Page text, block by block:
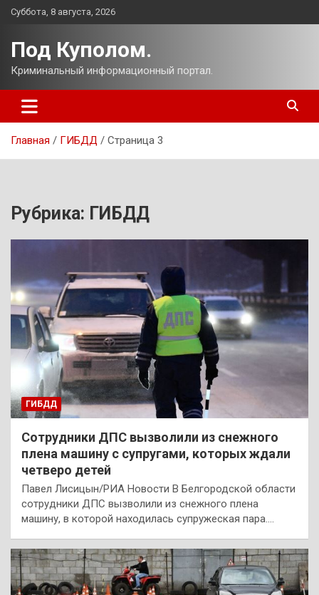
Перейти
Суббота, 8 августа, 2026
Под Куполом.
Криминальный информационный портал.
Главная ГИБДД Страница 3
Рубрика: ГИБДД
ГИБДД
Сотрудники ДПС вызволили из снежного
плена машину с супругами, которых ждали
четверо детей
Павел Лисицын/РИА Новости В Белгородской области
сотрудники ДПС вызволили из снежного плена
машину, в которой находилась супружеская пара.…